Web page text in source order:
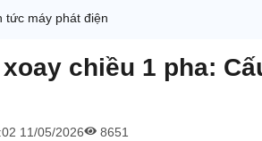
tức máy phát điện
chiều 1 pha:
11/05/2026 8651